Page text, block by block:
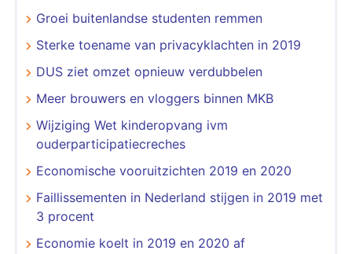
Groei buitenlandse studenten remmen
Sterke toename van privacyklachten in 2019
DUS ziet omzet opnieuw verdubbelen
Meer brouwers en vloggers binnen MKB
Wijziging Wet kinderopvang ivm
ouderparticipatiecreches
Economische vooruitzichten 2019 en 2020
Faillissementen in Nederland stijgen in 2019 met
3 procent
Economie koelt in 2019 en 2020 af